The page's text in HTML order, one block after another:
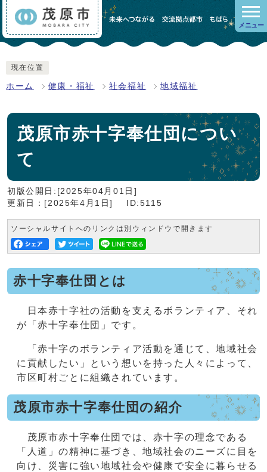
メニュー
現在位置
ホーム 健康・福祉 社会福祉 地域福祉
茂原市赤十字奉仕団につい
て
初版公開日:[2025年04月01日]
更新日：[2025年4月1日]
ID:5115
ソーシャルサイトへのリンクは別ウィンドウで開きます
赤十字奉仕団とは
日本赤十字社の活動を支えるボランティア、それ
が「赤十字奉仕団」です。
「赤十字のボランティア活動を通じて、地域社会
に貢献したい」という想いを持った人々によって、
市区町村ごとに組織されています。
茂原市赤十字奉仕団の紹介
茂原市赤十字奉仕団では、赤十字の理念である
「人道」の精神に基づき、地域社会のニーズに目を
向け、災害に強い地域社会や健康で安全に暮らせる